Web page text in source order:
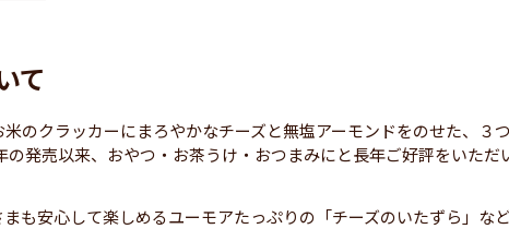
て
のクラッカーにまろやかなチーズと無塩アーモンドをのせた、３
発売以来、おやつ・お茶うけ・おつまみにと長年ご好評をいただ
も安心して楽しめるユーモアたっぷりの「チーズのいたずら」な